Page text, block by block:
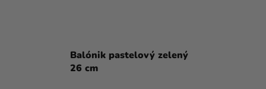
Balónik pastelový zelený
26 cm